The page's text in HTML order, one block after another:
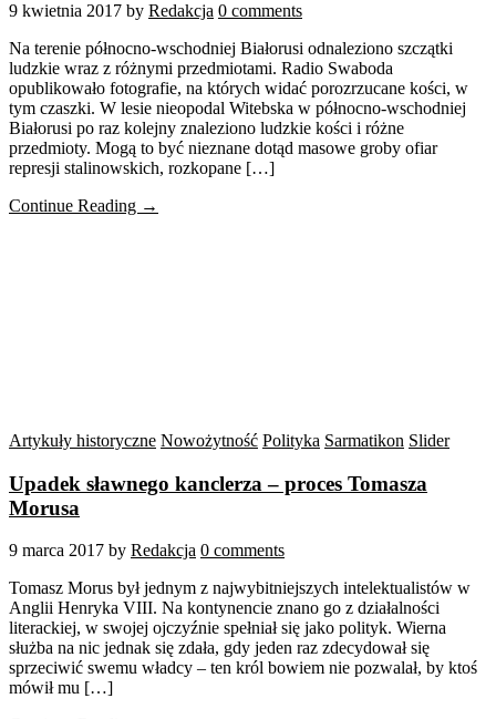
9 kwietnia 2017 by Redakcja 0 comments
Na terenie północno-wschodniej Białorusi odnaleziono szczątki
ludzkie wraz z różnymi przedmiotami. Radio Swaboda
opublikowało fotografie, na których widać porozrzucane kości, w
tym czaszki. W lesie nieopodal Witebska w północno-wschodniej
Białorusi po raz kolejny znaleziono ludzkie kości i różne
przedmioty. Mogą to być nieznane dotąd masowe groby ofiar
represji stalinowskich, rozkopane […]
Continue Reading →
Artykuły historyczne Nowożytność Polityka Sarmatikon Slider
Upadek sławnego kanclerza – proces Tomasza
Morusa
9 marca 2017 by Redakcja 0 comments
Tomasz Morus był jednym z najwybitniejszych intelektualistów w
Anglii Henryka VIII. Na kontynencie znano go z działalności
literackiej, w swojej ojczyźnie spełniał się jako polityk. Wierna
służba na nic jednak się zdała, gdy jeden raz zdecydował się
sprzeciwić swemu władcy – ten król bowiem nie pozwalał, by ktoś
mówił mu […]